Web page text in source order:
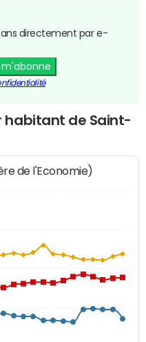
directement par e-
m'abonne
habitant de Saint-
de l'Economie)